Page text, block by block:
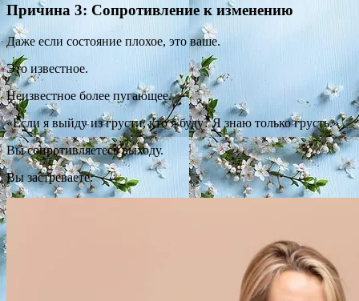
Причина 3: Сопротивление к изменению
Даже если состояние плохое, это ваше.
Это известное.
Неизвестное более пугающее.
«Если я выйду из грусти, кто я буду? Я знаю только грусть.»
Вы сопротивляетесь выходу.
Вы застреваете.